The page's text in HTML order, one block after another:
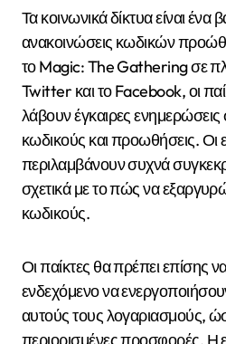
Τα κοινωνικά δίκτυα είναι ένα
ανακοινώσεις κωδικών
το Magic: The Gathering σε
Twitter και το Facebook, οι
λάβουν έγκαιρες ενημερώσεις
κωδικούς και προωθήσεις. Οι
περιλαμβάνουν συχνά
σχετικά με το πώς να
κωδικούς.
Οι παίκτες θα πρέπει επίσης
ενδεχόμενο να
αυτούς τους λογαριασμούς,